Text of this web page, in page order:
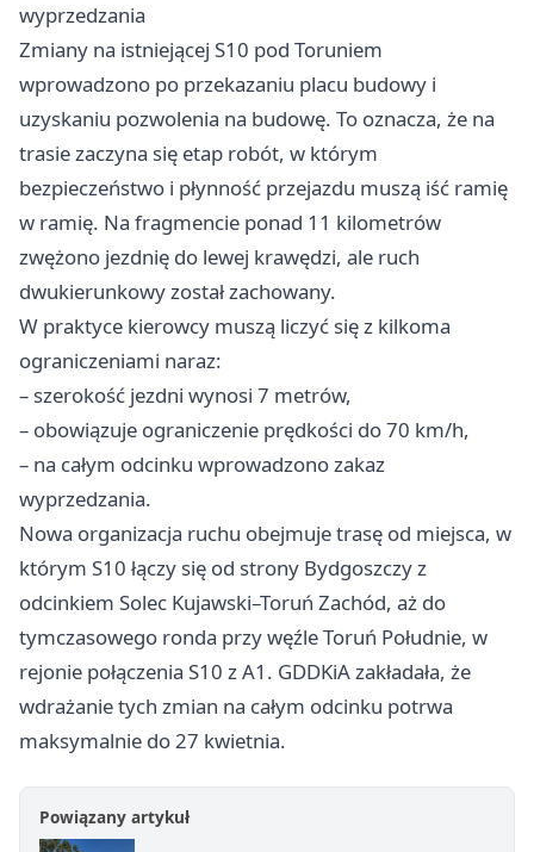
wyprzedzania
Zmiany na istniejącej S10 pod Toruniem
wprowadzono po przekazaniu placu budowy i
uzyskaniu pozwolenia na budowę. To oznacza, że na
trasie zaczyna się etap robót, w którym
bezpieczeństwo i płynność przejazdu muszą iść ramię
w ramię. Na fragmencie ponad 11 kilometrów
zwężono jezdnię do lewej krawędzi, ale ruch
dwukierunkowy został zachowany.
W praktyce kierowcy muszą liczyć się z kilkoma
ograniczeniami naraz:
– szerokość jezdni wynosi 7 metrów,
– obowiązuje ograniczenie prędkości do 70 km/h,
– na całym odcinku wprowadzono zakaz
wyprzedzania.
Nowa organizacja ruchu obejmuje trasę od miejsca, w
którym S10 łączy się od strony Bydgoszczy z
odcinkiem Solec Kujawski–Toruń Zachód, aż do
tymczasowego ronda przy węźle Toruń Południe, w
rejonie połączenia S10 z A1. GDDKiA zakładała, że
wdrażanie tych zmian na całym odcinku potrwa
maksymalnie do 27 kwietnia.
Powiązany artykuł